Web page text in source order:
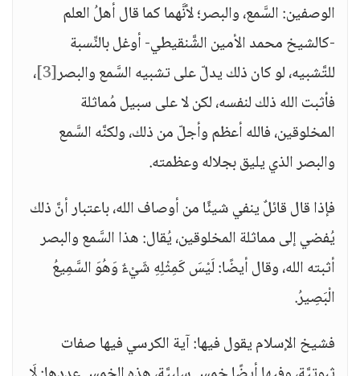
الوصفين: السَّمع، والبصر؛ لأنَّهما كما قال أهلُ العلم
-كالشيخ محمد الأمين الشَّنقيطي- أوغل بالنِّسبة
للتَّشبيه، لو كان ذلك يدلّ على تشبيه السَّمع والبصر[3] ،
فأثبت الله ذلك لنفسه، لكن لا على سبيل مُماثلة
المخلوقين، فالله أعظم وأجلّ من ذلك، ولكنَّه السَّمع
والبصر الذي يليق بجلاله وعظمته.
فإذا قال قائلٌ ينفي شيئًا من أوصاف الله، باعتبار أنَّ ذلك
يُفضي إلى مماثلة المخلوقين، يُقال: هذا السَّمع والبصر
أثبته الله، وقال أيضًا: لَيْسَ كَمِثْلِهِ شَيْءٌ وَهُوَ السَّمِيعُ
الْبَصِيرُ.
فشيخ الإسلام يقول فيها: آية الكرسي فيها صفات